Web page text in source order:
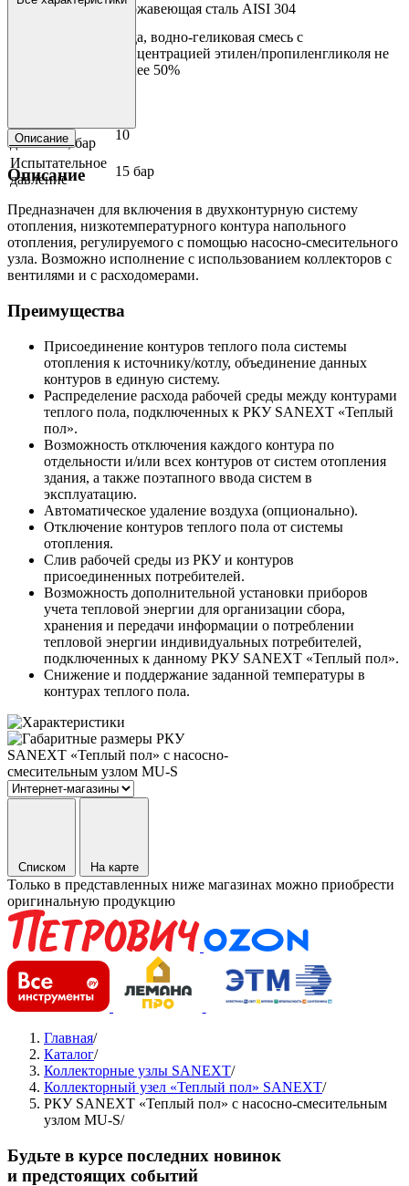
нержавеющая сталь AISI 304
вода, водно-геликовая смесь с
концентрацией этилен/пропиленгликоля не
более 50%
Рабочее
давление, бар
10
Испытательное
давление
15 бар
Описание
Описание
Предназначен для включения в двухконтурную систему
отопления, низкотемпературного контура напольного
отопления, регулируемого с помощью насосно-смесительного
узла. Возможно исполнение с использованием коллекторов с
вентилями и с расходомерами.
Преимущества
Присоединение контуров теплого пола системы
отопления к источнику/котлу, объединение данных
контуров в единую систему.
Распределение расхода рабочей среды между контурами
теплого пола, подключенных к РКУ SANEXT «Теплый
пол».
Возможность отключения каждого контура по
отдельности и/или всех контуров от систем отопления
здания, а также поэтапного ввода систем в
эксплуатацию.
Автоматическое удаление воздуха (опционально).
Отключение контуров теплого пола от системы
отопления.
Слив рабочей среды из РКУ и контуров
присоединенных потребителей.
Возможность дополнительной установки приборов
учета тепловой энергии для организации сбора,
хранения и передачи информации о потреблении
тепловой энергии индивидуальных потребителей,
подключенных к данному РКУ SANEXT «Теплый пол».
Снижение и поддержание заданной температуры в
контурах теплого пола.
Списком На карте
Только в представленных ниже магазинах можно приобрести
оригинальную продукцию
Главная/
Каталог/
Коллекторные узлы SANEXT/
Коллекторный узел «Теплый пол» SANEXT/
РКУ SANEXT «Теплый пол» с насосно-смесительным
узлом MU-S/
Будьте в курсе последних новинок
и предстоящих событий